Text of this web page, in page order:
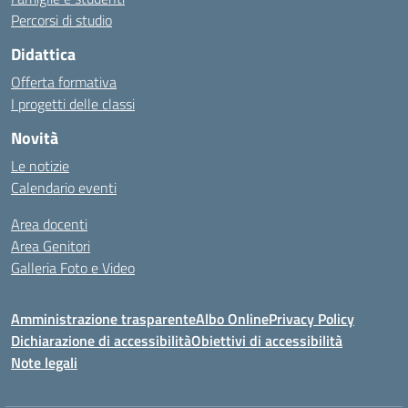
Percorsi di studio
Didattica
Offerta formativa
I progetti delle classi
Novità
Le notizie
Calendario eventi
Area docenti
Area Genitori
Galleria Foto e Video
Amministrazione trasparenteAlbo OnlinePrivacy Policy
Dichiarazione di accessibilitàObiettivi di accessibilità
Note legali